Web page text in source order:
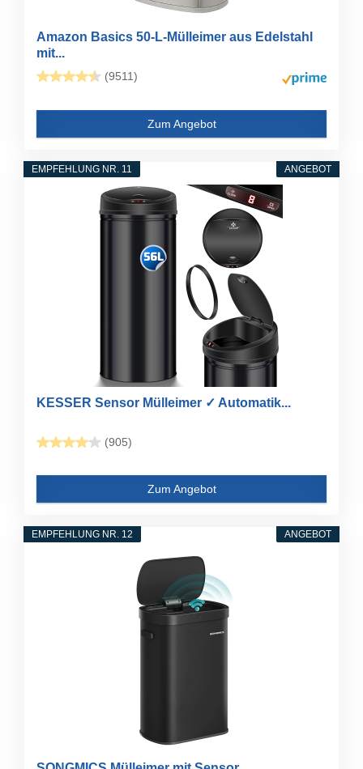
Amazon Basics 50-L-Mülleimer aus Edelstahl
mit...
(9511)
Zum Angebot
ANGEBOT
EMPFEHLUNG NR. 11
KESSER Sensor Mülleimer ✓ Automatik...
(905)
Zum Angebot
ANGEBOT
EMPFEHLUNG NR. 12